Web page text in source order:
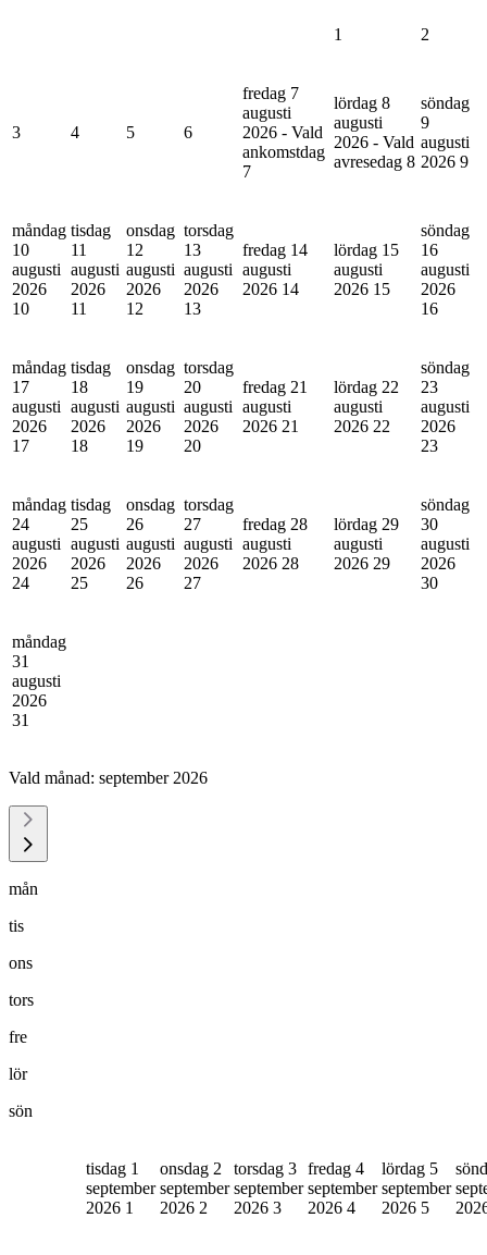
1 2
3 4 5 6
fredag 7
augusti
2026 - Vald
ankomstdag
7
lördag 8
augusti
2026 - Vald
avresedag 8
söndag
9
augusti
2026 9
måndag
10
augusti
2026
10
tisdag
11
augusti
2026
11
onsdag
12
augusti
2026
12
torsdag
13
augusti
2026
13
fredag 14
augusti
2026 14
lördag 15
augusti
2026 15
söndag
16
augusti
2026
16
måndag
17
augusti
2026
17
tisdag
18
augusti
2026
18
onsdag
19
augusti
2026
19
torsdag
20
augusti
2026
20
fredag 21
augusti
2026 21
lördag 22
augusti
2026 22
söndag
23
augusti
2026
23
måndag
24
augusti
2026
24
tisdag
25
augusti
2026
25
onsdag
26
augusti
2026
26
torsdag
27
augusti
2026
27
fredag 28
augusti
2026 28
lördag 29
augusti
2026 29
söndag
30
augusti
2026
30
måndag
31
augusti
2026
31
Vald månad: september 2026
mån
tis
ons
tors
fre
lör
sön
tisdag 1
september
2026 1
onsdag 2
september
2026 2
torsdag 3
september
2026 3
fredag 4
september
2026 4
lördag 5
september
2026 5